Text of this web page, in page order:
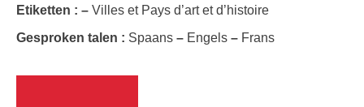
Etiketten : – Villes et Pays d’art et d’histoire
Gesproken talen : Spaans – Engels – Frans